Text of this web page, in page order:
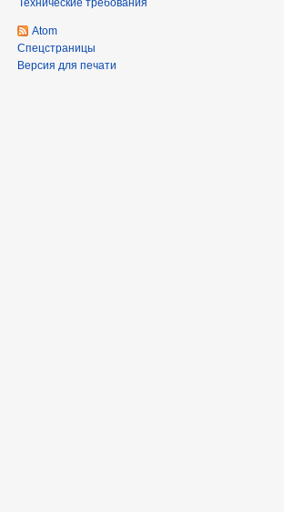
Технические требования
Atom
Спецстраницы
Версия для печати